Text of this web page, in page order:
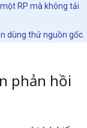
RP mà không tải
dùng thử nguồn gốc.
phản hồi